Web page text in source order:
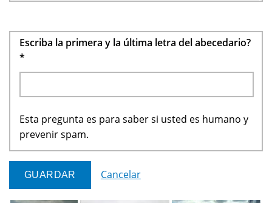
Escriba la primera y la última letra del abecedario?
*
Esta pregunta es para saber si usted es humano y
prevenir spam.
Cancelar